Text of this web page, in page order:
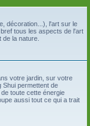
décoration...), l'art sur le
tous les aspects de l'art
la nature.
votre jardin, sur votre
permettent de
toute cette énergie
aussi tout ce qui a trait